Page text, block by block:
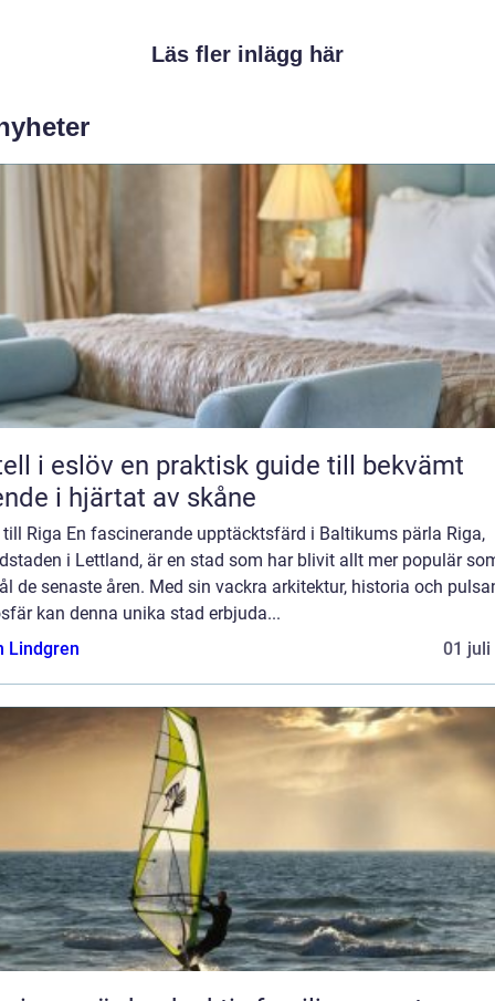
Läs fler inlägg här
en praktisk guide till bekvämt
i hjärtat av skåne
till Riga En fascinerande upptäcktsfärd i Baltikums pärla Riga,
i Lettland, är en stad som har blivit allt mer populär
de senaste åren. Med sin vackra arkitektur, historia och
kan denna unika stad erbjuda...
Lindgren
01 juli